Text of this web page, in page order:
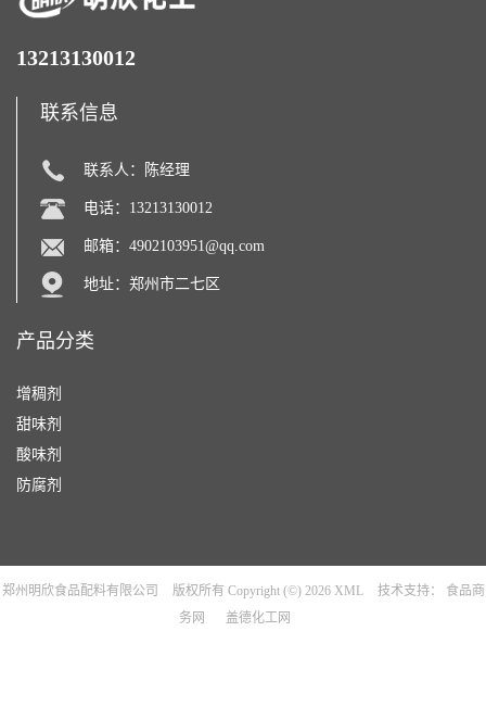
13213130012
联系信息
联系人：陈经理
电话：13213130012
邮箱： 4902103951@qq.com
地址：郑州市二七区
产品分类
增稠剂
甜味剂
酸味剂
防腐剂
郑州明欣食品配料有限公司 版权所有 Copyright (©) 2026 XML 技术支持：
食品商
务网
盖德化工网